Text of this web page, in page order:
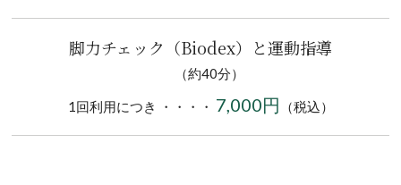
脚力チェック（Biodex）と運動指導
（約40分）
1回利用につき ・・・・ 7,000円 （税込）